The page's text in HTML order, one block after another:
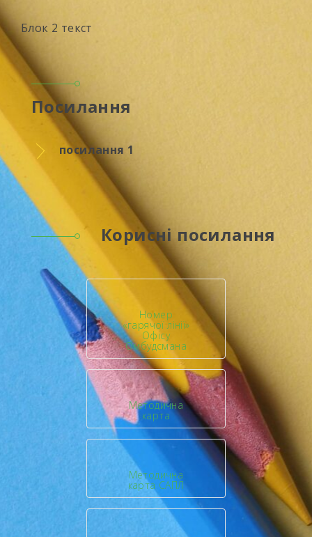
Блок 2 текст
Посилання
посилання 1
Корисні посилання
Номер
«гарячої лінії»
Офісу
Омбудсмана
Методична
карта
Методична
карта САПЛ